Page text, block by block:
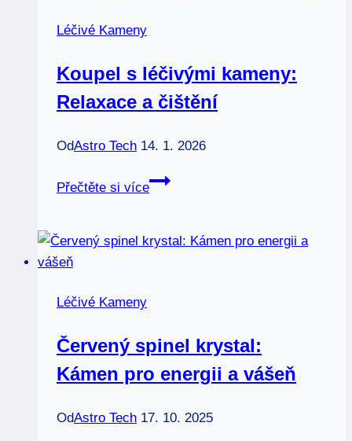
Léčivé Kameny
Koupel s léčivými kameny:
Relaxace a čištění
OdAstro Tech 14. 1. 2026
Přečtěte si více
Koupel
kameny:
Léčivé Kameny
Červený spinel krystal:
Kámen pro energii a vášeň
OdAstro Tech 17. 10. 2025